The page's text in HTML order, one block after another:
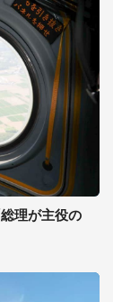
理が主役の